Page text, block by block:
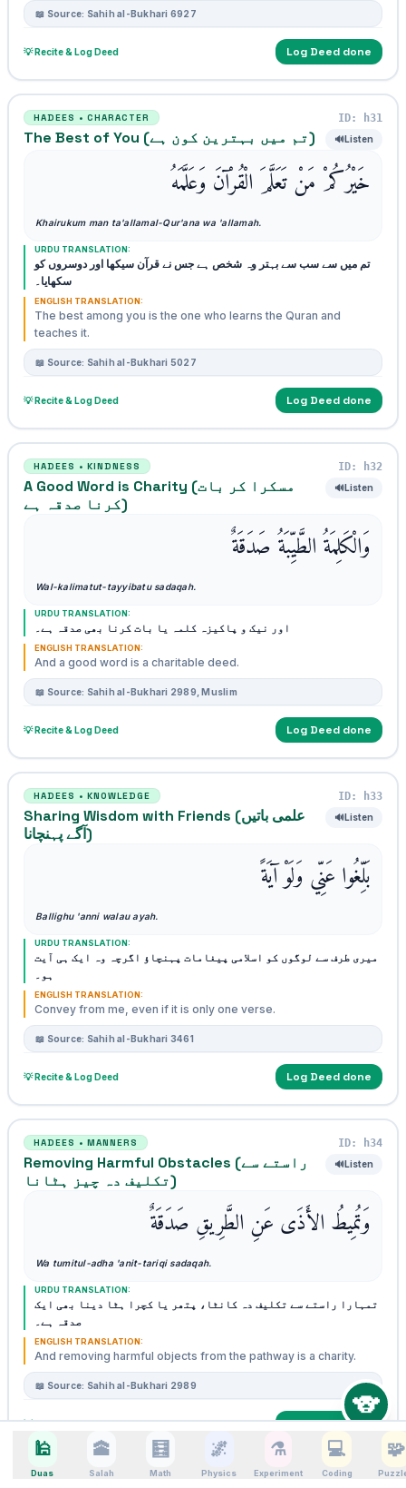
📖 Source: Sahih al-Bukhari 6927
💡 Recite & Log Deed Log Deed done
HADEES • CHARACTER ID: h31
The Best of You (تم میں بہترین کون ہے) 🔊Listen
خَيْرُكُمْ مَنْ تَعَلَّمَ الْقُرْآنَ وَعَلَّمَهُ
Khairukum man ta'allamal-Qur'ana wa 'allamah.
URDU TRANSLATION:
تم میں سے سب سے بہتر وہ شخص ہے جس نے قرآن سیکھا اور دوسروں کو
سکھایا۔
ENGLISH TRANSLATION:
The best among you is the one who learns the Quran and
teaches it.
📖 Source: Sahih al-Bukhari 5027
💡 Recite & Log Deed Log Deed done
HADEES • KINDNESS ID: h32
A Good Word is Charity (مسکرا کر بات
کرنا صدقہ ہے)
🔊Listen
وَالْكَلِمَةُ الطَّيِّبَةُ صَدَقَةٌ
Wal-kalimatut-tayyibatu sadaqah.
URDU TRANSLATION:
اور نیک و پاکیزہ کلمہ یا بات کرنا بھی صدقہ ہے۔
ENGLISH TRANSLATION:
And a good word is a charitable deed.
📖 Source: Sahih al-Bukhari 2989, Muslim
💡 Recite & Log Deed Log Deed done
HADEES • KNOWLEDGE ID: h33
Sharing Wisdom with Friends (علمی باتیں
آگے پہنچانا)
🔊Listen
بَلِّغُوا عَنِّي وَلَوْ آيَةً
Ballighu 'anni walau ayah.
URDU TRANSLATION:
میری طرف سے لوگوں کو اسلامی پیغامات پہنچاؤ اگرچہ وہ ایک ہی آیت
ہو۔
ENGLISH TRANSLATION:
Convey from me, even if it is only one verse.
📖 Source: Sahih al-Bukhari 3461
💡 Recite & Log Deed Log Deed done
HADEES • MANNERS ID: h34
Removing Harmful Obstacles (راستے سے
تکلیف دہ چیز ہٹانا)
🔊Listen
وَتُمِيطُ الأَذَى عَنِ الطَّرِيقِ صَدَقَةٌ
Wa tumitul-adha 'anit-tariqi sadaqah.
URDU TRANSLATION:
تمہارا راستے سے تکلیف دہ کانٹا، پتھر یا کچرا ہٹا دینا بھی ایک
صدقہ ہے۔
ENGLISH TRANSLATION:
And removing harmful objects from the pathway is a charity.
📖 Source: Sahih al-Bukhari 2989
💡 Recite & Log Deed Log Deed done
🕌
Duas
🕋
Salah
🧮
Math
🌌
Physics
⚗️
Experiment
💻
Coding
🧩
🐨